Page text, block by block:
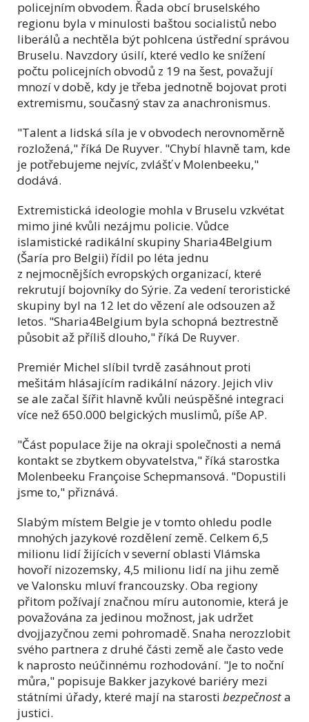
policejním obvodem. Řada obcí bruselského
regionu byla v minulosti baštou socialistů nebo
liberálů a nechtěla být pohlcena ústřední správou
Bruselu. Navzdory úsilí, které vedlo ke snížení
počtu policejních obvodů z 19 na šest, považují
mnozí v době, kdy je třeba jednotně bojovat proti
extremismu, současný stav za anachronismus.
"Talent a lidská síla je v obvodech nerovnoměrně
rozložená," říká De Ruyver. "Chybí hlavně tam, kde
je potřebujeme nejvíc, zvlášť v Molenbeeku,"
dodává.
Extremistická ideologie mohla v Bruselu vzkvétat
mimo jiné kvůli nezájmu policie. Vůdce
islamistické radikální skupiny Sharia4Belgium
(Šaría pro Belgii) řídil po léta jednu
z nejmocnějších evropských organizací, které
rekrutují bojovníky do Sýrie. Za vedení teroristické
skupiny byl na 12 let do vězení ale odsouzen až
letos. "Sharia4Belgium byla schopná beztrestně
působit až příliš dlouho," říká De Ruyver.
Premiér Michel slíbil tvrdě zasáhnout proti
mešitám hlásajícím radikální názory. Jejich vliv
se ale začal šířit hlavně kvůli neúspěšné integraci
více než 650.000 belgických muslimů, píše AP.
"Část populace žije na okraji společnosti a nemá
kontakt se zbytkem obyvatelstva," říká starostka
Molenbeeku Françoise Schepmansová. "Dopustili
jsme to," přiznává.
Slabým místem Belgie je v tomto ohledu podle
mnohých jazykové rozdělení země. Celkem 6,5
milionu lidí žijících v severní oblasti Vlámska
hovoří nizozemsky, 4,5 milionu lidí na jihu země
ve Valonsku mluví francouzsky. Oba regiony
přitom požívají značnou míru autonomie, která je
považována za jedinou možnost, jak udržet
dvojjazyčnou zemi pohromadě. Snaha nerozzlobit
svého partnera z druhé části země ale často vede
k naprosto neúčinnému rozhodování. "Je to noční
můra," popisuje Bakker jazykové bariéry mezi
státními úřady, které mají na starosti bezpečnosta
justici.